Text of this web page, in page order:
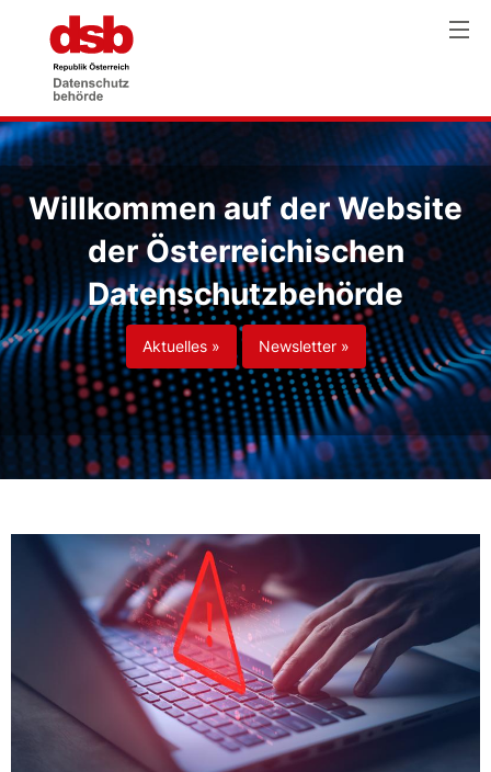
Willkommen auf der Website
der Österreichischen
Datenschutzbehörde
Aktuelles » Newsletter »